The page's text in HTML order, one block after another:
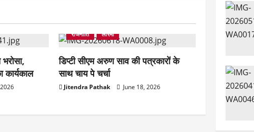
कार्यकाल
राजनीति
लोरमी
डिप्टी सीएम अरुण साव की पत्रकारों के
साथ चाय पे चर्चा
Jitendra Pathak June 18, 2026